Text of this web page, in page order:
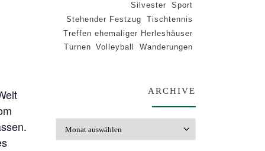
Silvester
Sport
Stehender Festzug
Tischtennis
Treffen ehemaliger Herleshäuser
Turnen
Volleyball Wanderungen
ARCHIVE